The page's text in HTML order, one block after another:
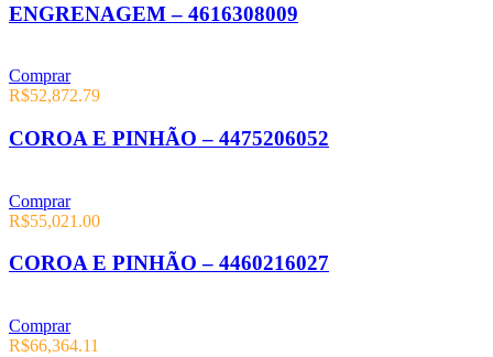
ENGRENAGEM – 4616308009
Comprar
R$52,872.79
COROA E PINHÃO – 4475206052
Comprar
R$55,021.00
COROA E PINHÃO – 4460216027
Comprar
R$66,364.11